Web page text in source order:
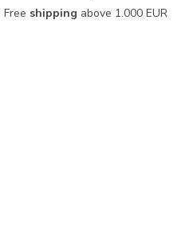
Free shipping above 1.000 EUR